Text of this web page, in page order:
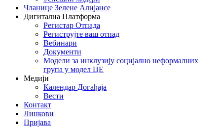
Чланице Зелене Алијансе
Дигитална Платформа
Регистар Отпада
Региструјте ваш отпад
Вебинари
Документи
Модели за инклузију социјално неформалних
група у модел ЦЕ
Медији
Календар Догађаја
Вести
Контакт
Линкови
Пријава